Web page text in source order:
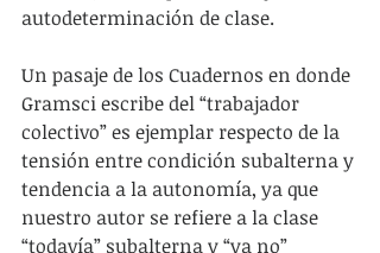
autodeterminación de clase.
Un pasaje de los Cuadernos en donde
Gramsci escribe del “trabajador
colectivo” es ejemplar respecto de la
tensión entre condición subalterna y
tendencia a la autonomía, ya que
nuestro autor se refiere a la clase
“todavía” subalterna y “ya no”